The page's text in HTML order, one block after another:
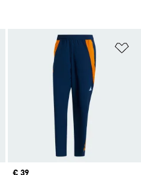
Op verlanglijst zetten
Current price
€ 39